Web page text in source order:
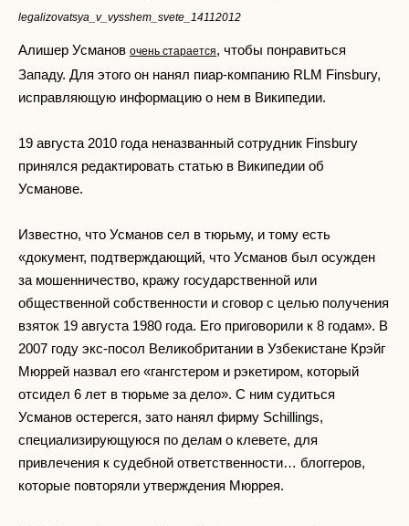
legalizovatsya_v_vysshem_svete_14112012
Алишер Усманов очень старается, чтобы понравиться
Западу. Для этого он нанял пиар-компанию RLM Finsbury,
исправляющую информацию о нем в Википедии.
19 августа 2010 года неназванный сотрудник Finsbury
принялся редактировать статью в Википедии об
Усманове.
Известно, что Усманов сел в тюрьму, и тому есть
«документ, подтверждающий, что Усманов был осужден
за мошенничество, кражу государственной или
общественной собственности и сговор с целью получения
взяток 19 августа 1980 года. Его приговорили к 8 годам». В
2007 году экс-посол Великобритании в Узбекистане Крэйг
Мюррей назвал его «гангстером и рэкетиром, который
отсидел 6 лет в тюрьме за дело». С ним судиться
Усманов остерегся, зато нанял фирму Schillings,
специализирующуюся по делам о клевете, для
привлечения к судебной ответственности… блоггеров,
которые повторяли утверждения Мюррея.